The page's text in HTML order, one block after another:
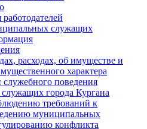
служащих
расходах, об имуществе и
характера
поведения
города Кургана
требований к
муниципальных
конфликта